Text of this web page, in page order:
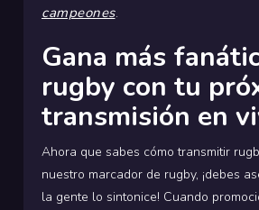
campeones.
Gana más
rugby con tu
transmisión en
Ahora que sabes cómo transmitir
nuestro marcador de rugby, ¡debes
la gente lo sintonice! Cuando